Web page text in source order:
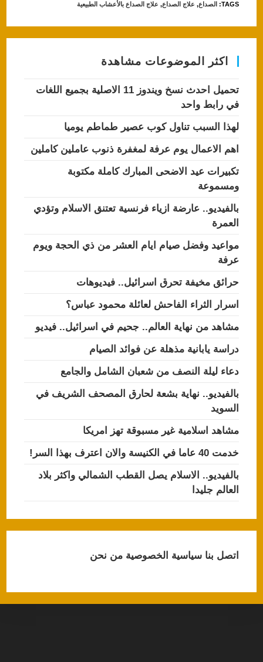
b
o
k
s
A
p
TAGS
: الصداع, علاج الصداع, علاج الصداع بالأعشاب الطبيعية
اكثر الموضوعات مشاهدة
تحميل احدث نسخ ويندوز 11 الاصلية بجميع اللغات
في رابط واحد
لهذا السبب تناول كوب عصير طماطم يوميا
اهم الاعمال يوم عرفة لمغفرة ذنوب عاملين كاملين
تكبيرات عيد الاضحى المبارك كاملة مكتوبة
ومسموعة
بالفيديو.. عارضة ازياء فرنسية تعتنق الاسلام وتؤدي
العمرة
مواعيد وفضل صيام ايام العشر من ذي الحجة ويوم
عرفة
حرائق مخيفة تحرق اسرائيل.. فيديوهات
اسرار الثراء الفاحش لعائلة محمود عباس؟
مشاهد من نهاية العالم.. جحيم في اسرائيل.. فيديو
دراسة يابانية مذهلة عن فوائد الصيام
دعاء ليلة النصف من شعبان الشامل والجامع
بالفيديو.. نهاية بشعة لحارق المصحف الشريف في
السويد
مشاهد اسلامية غير مسبوقة تهز امريكا
خدمت 40 عاما في الكنيسة والان اعترف بهذا السر!
بالفيديو.. الاسلام يصل القطب الشمالي واكثر بلاد
العالم جليدا
اتصل بناسياسية الخصوصيةمن نحن